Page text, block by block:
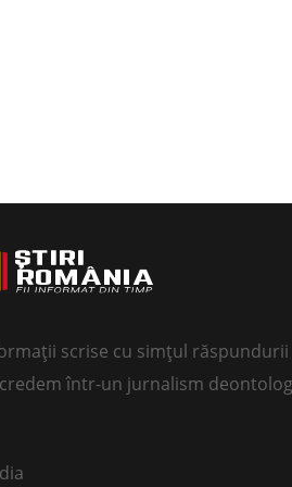
scrise cu simțul
într-un jurnalism